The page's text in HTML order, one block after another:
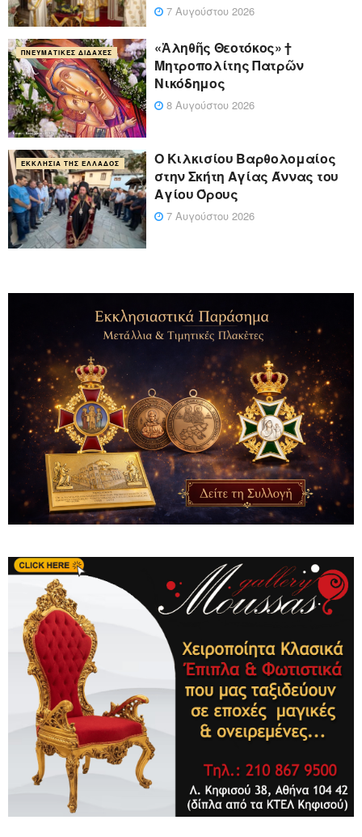
7 Αυγούστου 2026
ΠΝΕΥΜΑΤΙΚΈΣ ΔΙΔΑΧΈΣ
«Ἀληθῆς Θεοτόκος» †
Μητροπολίτης Πατρῶν
Νικόδημος
8 Αυγούστου 2026
ΕΚΚΛΗΣΊΑ ΤΗΣ ΕΛΛΆΔΟΣ
Ο Κιλκισίου Βαρθολομαίος
στην Σκήτη Αγίας Άννας του
Αγίου Όρους
7 Αυγούστου 2026